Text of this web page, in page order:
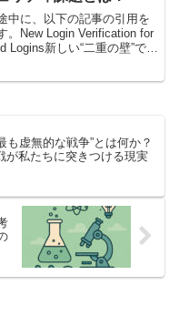
中に、以下の記事の引用を
。New Login Verification for
Logins新しい“二重の壁”で守
も虚無的な戦争”とは何か？
が私たちに突きつける現実